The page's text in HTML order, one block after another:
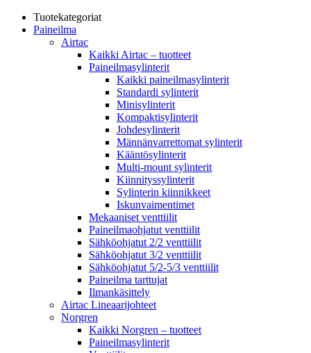
Tuotekategoriat
Paineilma
Airtac
Kaikki Airtac – tuotteet
Paineilmasylinterit
Kaikki paineilmasylinterit
Standardi sylinterit
Minisylinterit
Kompaktisylinterit
Johdesylinterit
Männänvarrettomat sylinterit
Kääntösylinterit
Multi-mount sylinterit
Kiinnityssylinterit
Sylinterin kiinnikkeet
Iskunvaimentimet
Mekaaniset venttiilit
Paineilmaohjatut venttiilit
Sähköohjatut 2/2 venttiilit
Sähköohjatut 3/2 venttiilit
Sähköohjatut 5/2-5/3 venttiilit
Paineilma tarttujat
Ilmankäsittely
Airtac Lineaarijohteet
Norgren
Kaikki Norgren – tuotteet
Paineilmasylinterit